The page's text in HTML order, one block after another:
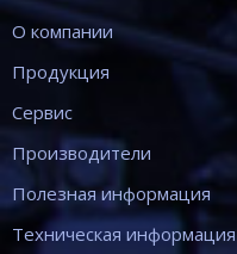
О компании
Продукция
Сервис
Производители
Полезная информация
Техническая информация